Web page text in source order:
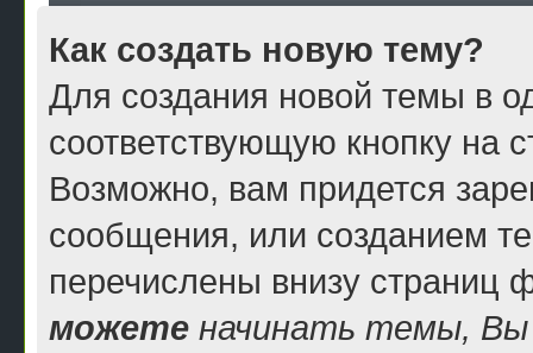
Как создать новую тему?
Для создания новой темы в
соответствующую кнопку на
Возможно, вам придется
сообщения, или созданием
перечислены внизу страниц
можете начинать темы,